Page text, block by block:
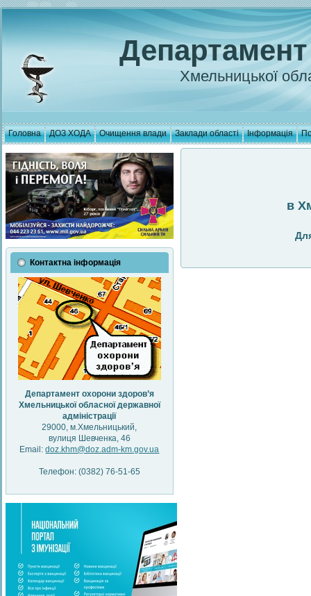
Хмельницької
Головна ДОЗ ХОДА Очищення влади Заклади області Інформація
Контактна інформація
Департамент охорони здоров’я
Хмельницької обласної державної
адміністрації
29000, м.Хмельницький,
вулиця Шевченка, 46
Email:doz.khm@doz.adm-km.gov.ua
Телефон: (0382) 76-51-65
в